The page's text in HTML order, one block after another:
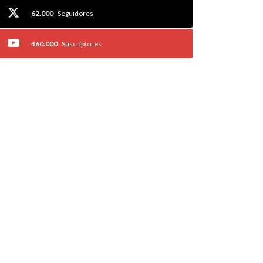
62.000 Seguidores
460.000 Suscriptores